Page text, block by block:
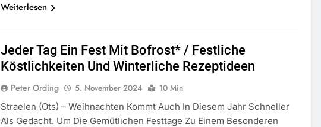
Weiterlesen
Jeder Tag Ein Fest Mit Bofrost* / Festliche
Köstlichkeiten Und Winterliche Rezeptideen
Peter Ording 5. November 2024
10 Min
Straelen (ots) – Weihnachten Kommt Auch In Diesem Jahr Schneller
Als Gedacht. Um Die Gemütlichen Festtage Zu Einem Besonderen